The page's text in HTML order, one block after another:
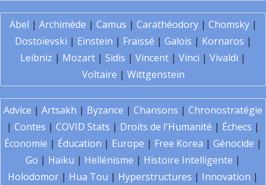
Abel | Archimède | Camus | Carathéodory| Chomsky|
Dostoïevski | Einstein | Fraïssé | Galois | Kornaros |
Leibniz | Mozart | Sidis | Vincent | Vinci | Vivaldi |
Voltaire | Wittgenstein
Advice | Artsakh | Byzance | Chansons | Chronostratégie
| Contes | COVID Stats | Droits de l'Humanité | Échecs |
Économie | Éducation | Europe | Free Korea | Génocide |
Go | Haïku | Hellénisme | Histoire Intelligente |
Holodomor | Hua Tou | Hyperstructures | Innovation |